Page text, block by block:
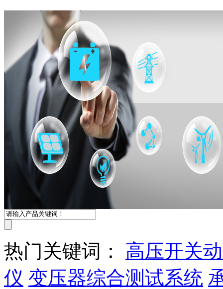
热门关键词： 高压开关
仪 变压器综合测试系统